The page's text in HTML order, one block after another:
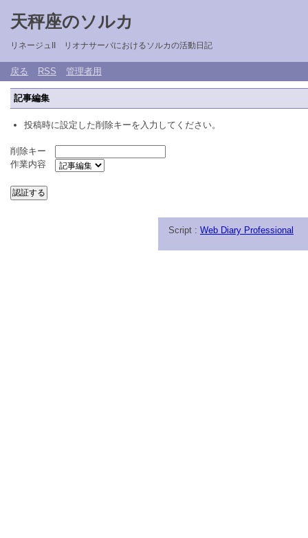
天秤座のソルカ
リネージュII リオナサーバにおけるソルカの活動日記
戻る RSS 管理者用
記事編集
投稿時に設定した削除キーを入力してください。
削除キー
作業内容
Script : Web Diary Professional